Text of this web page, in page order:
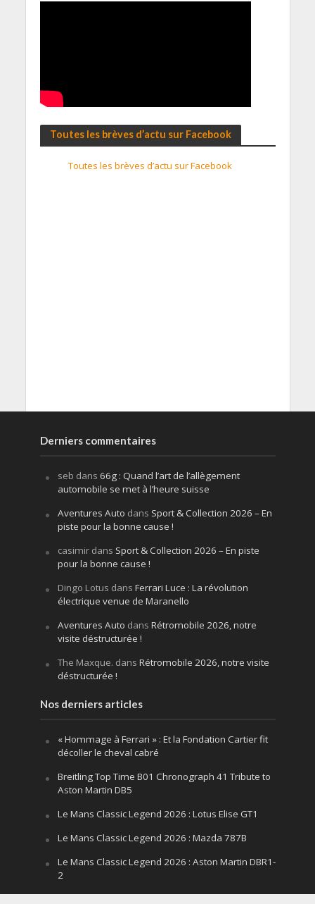
Toutes les brèves d’actu sur Facebook
Toutes les brèves d’actu sur Facebook
Derniers commentaires
seb dans 66g : Quand l’art de l’allègement
automobile se met à l’heure suisse
Aventures Auto dans Sport & Collection 2026 – En
piste pour la bonne cause !
casimirdans Sport & Collection 2026 – En piste
pour la bonne cause !
Dingo Lotus dans Ferrari Luce : La révolution
électrique venue de Maranello
Aventures Auto dans Rétromobile 2026, notre
visite déstructurée !
The Maxque. dans Rétromobile 2026, notre visite
déstructurée !
Nos derniers articles
« Hommage à Ferrari » : Et la Fondation Cartier fit
décoller le cheval cabré
Breitling Top Time B01 Chronograph 41 Tribute to
Aston Martin DB5
Le Mans Classic Legend 2026 : Lotus Elise GT1
Le Mans Classic Legend 2026 : Mazda 787B
Le Mans Classic Legend 2026 : Aston Martin DBR1-
2